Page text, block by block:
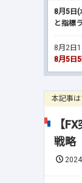
8月5日(
と指標
8月2日
8月5日
本記事
【
戦略